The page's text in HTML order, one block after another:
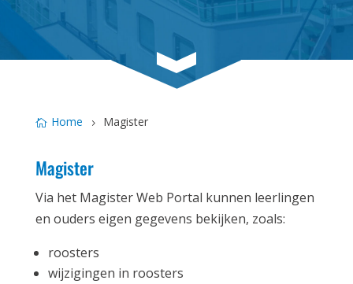
3
Home Magister
Magister
Via het Magister Web Portal kunnen leerlingen
en ouders eigen gegevens bekijken, zoals:
roosters
wijzigingen in roosters